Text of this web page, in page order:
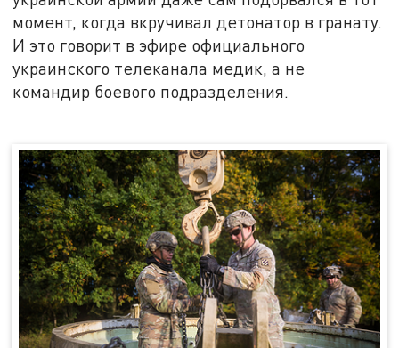
момент, когда вкручивал детонатор в гранату.
И это говорит в эфире официального
украинского телеканала медик, а не
командир боевого подразделения.